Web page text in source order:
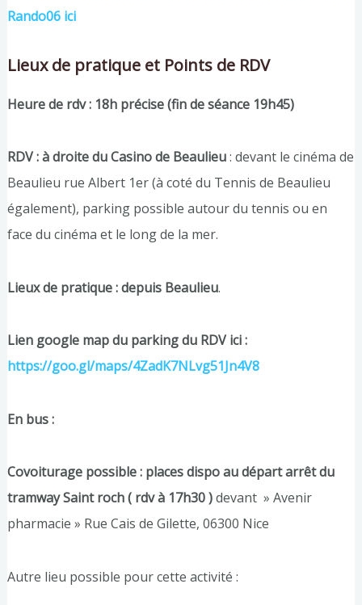
Rando06 ici
Lieux de pratique et Points de RDV
Heure de rdv : 18h précise (fin de séance 19h45)
RDV : à droite du Casino de Beaulieu: devant le cinéma de
Beaulieu rue Albert 1er (à coté du Tennis de Beaulieu
également), parking possible autour du tennis ou en
face du cinéma et le long de la mer.
Lieux de pratique : depuis Beaulieu.
Lien google map du parking du RDV ici :
https://goo.gl/maps/4ZadK7NLvg51Jn4V8
En bus :
Covoiturage possible : places dispo au départ arrêt du
tramway Saint roch ( rdv à 17h30 )devant » Avenir
pharmacie » Rue Cais de Gilette, 06300 Nice
Autre lieu possible pour cette activité :